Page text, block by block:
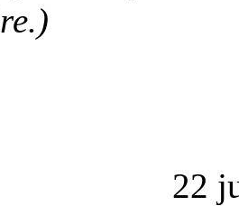
)
22